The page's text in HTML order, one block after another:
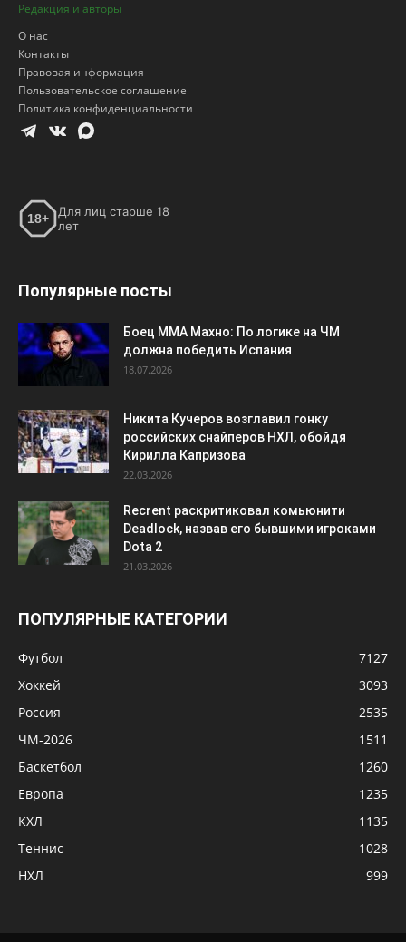
Редакция и авторы
О нас
Контакты
Правовая информация
Пользовательское соглашение
Политика конфиденциальности
18+
Для лиц старше 18
лет
Популярные посты
Боец ММА Махно: По логике на ЧМ
должна победить Испания
18.07.2026
Никита Кучеров возглавил гонку
российских снайперов НХЛ, обойдя
Кирилла Капризова
22.03.2026
Recrent раскритиковал комьюнити
Deadlock, назвав его бывшими игроками
Dota 2
21.03.2026
ПОПУЛЯРНЫЕ КАТЕГОРИИ
Футбол
7127
Хоккей
3093
Россия
2535
ЧМ-2026
1511
Баскетбол
1260
Европа
1235
КХЛ
1135
Теннис
1028
НХЛ
999